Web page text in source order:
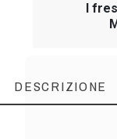
I
DESCRIZIONE